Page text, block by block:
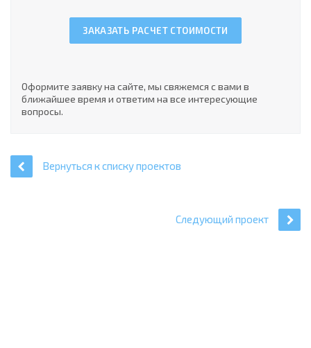
ЗАКАЗАТЬ РАСЧЕТ СТОИМОСТИ
Оформите заявку на сайте, мы свяжемся с вами в
ближайшее время и ответим на все интересующие
вопросы.
Вернуться к списку проектов
Следующий проект